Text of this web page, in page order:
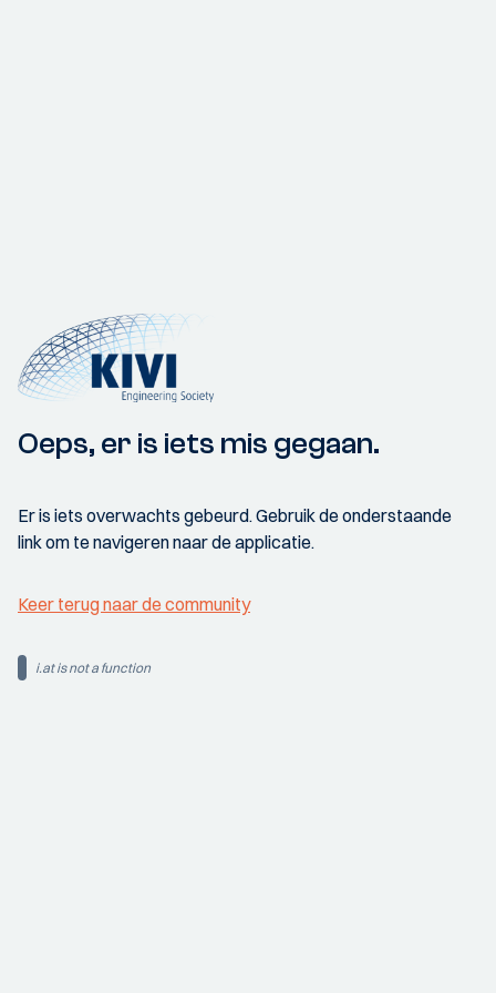
Oeps, er is iets mis gegaan.
Er is iets overwachts gebeurd. Gebruik de onderstaande
link om te navigeren naar de applicatie.
Keer terug naar de community
i.at is not a function